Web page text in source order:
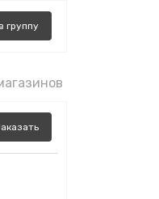
группу